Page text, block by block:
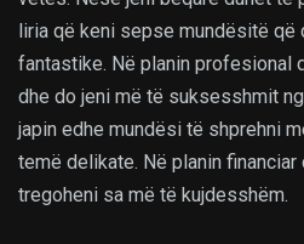
liria që keni sepse mundësitë që
fantastike. Në planin profesional
dhe do jeni më të suksesshmit
japin edhe mundësi të shprehni
temë delikate. Në planin
tregoheni sa më të kujdesshëm.